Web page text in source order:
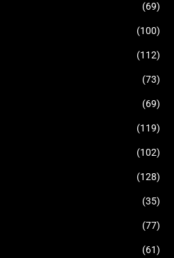
(69)
(100)
(112)
(73)
(69)
(119)
(102)
(128)
(35)
(77)
(61)